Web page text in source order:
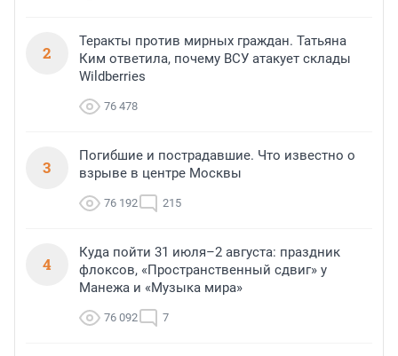
2
Теракты против мирных граждан. Татьяна
Ким ответила, почему ВСУ атакует склады
Wildberries
76 478
3
Погибшие и пострадавшие. Что известно о
взрыве в центре Москвы
76 192 215
4
Куда пойти 31 июля–2 августа: праздник
флоксов, «Пространственный сдвиг» у
Манежа и «Музыка мира»
76 092 7